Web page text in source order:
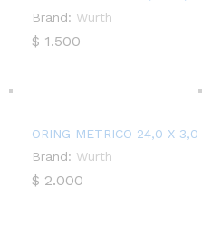
Brand: Wurth
$ 1.500
ORING METRICO 24,0 X 3,0
Brand: Wurth
$ 2.000